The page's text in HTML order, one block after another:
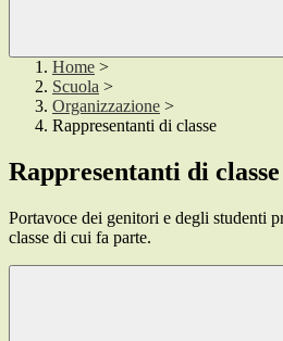
Home >
Scuola >
Organizzazione >
Rappresentanti di classe
Rappresentanti di classe
Portavoce dei genitori e degli studenti
classe di cui fa parte.